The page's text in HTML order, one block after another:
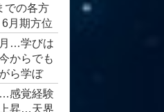
での各方
月期方位
…学びは
からでも
ら学ぼ
感覚経験
昇…天界